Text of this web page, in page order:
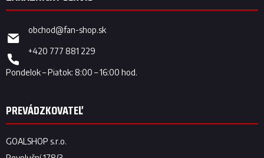
obchod@fan-shop.sk
+420 777 881 229